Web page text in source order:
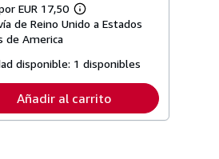
EUR 17,50
Más
información
tarifas
envío
de Reino Unido a Estados
de America
disponible: 1 disponibles
Añadir al carrito